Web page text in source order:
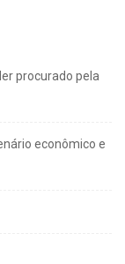
procurado pela
econômico e